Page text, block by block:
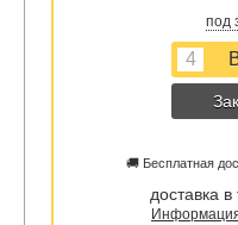
под
🚚 Бесплатная
доставка в